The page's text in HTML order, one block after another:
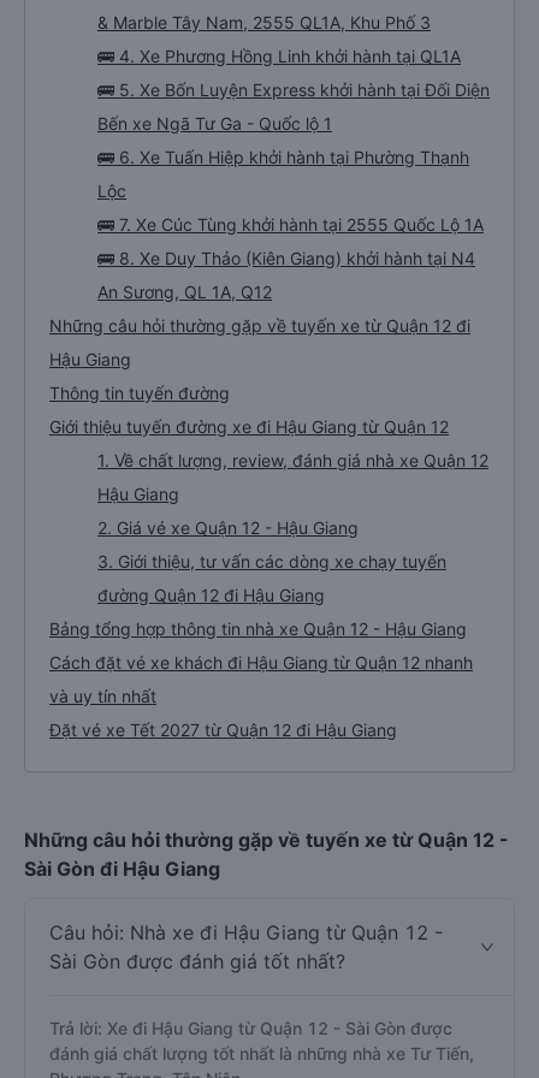
& Marble Tây Nam, 2555 QL1A, Khu Phố 3
🚌 4. Xe Phương Hồng Linh khởi hành tại QL1A
🚌 5. Xe Bốn Luyện Express khởi hành tại Đối Diện
Bến xe Ngã Tư Ga - Quốc lộ 1
🚌 6. Xe Tuấn Hiệp khởi hành tại Phường Thạnh
Lộc
🚌 7. Xe Cúc Tùng khởi hành tại 2555 Quốc Lộ 1A
🚌 8. Xe Duy Thảo (Kiên Giang) khởi hành tại N4
An Sương, QL 1A, Q12
Những câu hỏi thường gặp về tuyến xe từ Quận 12 đi
Hậu Giang
Thông tin tuyến đường
Giới thiệu tuyến đường xe đi Hậu Giang từ Quận 12
1. Về chất lượng, review, đánh giá nhà xe Quận 12
Hậu Giang
2. Giá vé xe Quận 12 - Hậu Giang
3. Giới thiệu, tư vấn các dòng xe chạy tuyến
đường Quận 12 đi Hậu Giang
Bảng tổng hợp thông tin nhà xe Quận 12 - Hậu Giang
Cách đặt vé xe khách đi Hậu Giang từ Quận 12 nhanh
và uy tín nhất
Đặt vé xe Tết 2027 từ Quận 12 đi Hậu Giang
Những câu hỏi thường gặp về tuyến xe từ Quận 12 -
Sài Gòn đi Hậu Giang
Câu hỏi: Nhà xe đi Hậu Giang từ Quận 12 -
Sài Gòn được đánh giá tốt nhất?
Trả lời: Xe đi Hậu Giang từ Quận 12 - Sài Gòn được
đánh giá chất lượng tốt nhất là những nhà xe Tư Tiến,